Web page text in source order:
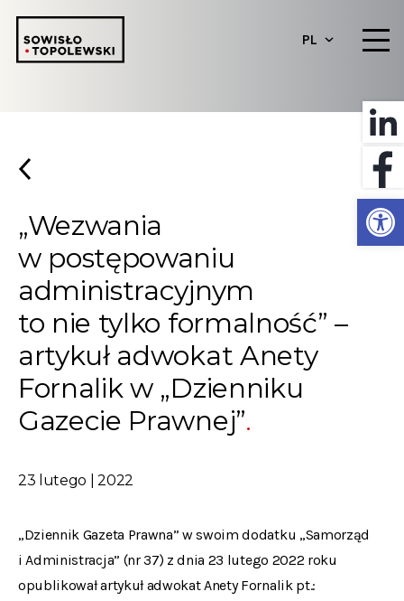
PL
„Wezwania
w postępowaniu
administracyjnym
to nie tylko formalność” –
artykuł adwokat Anety
Fornalik w „Dzienniku
Gazecie Prawnej”
23 lutego | 2022
„Dziennik Gazeta Prawna” w swoim dodatku „Samorząd
i Administracja” (nr 37) z dnia 23 lutego 2022 roku
opublikował artykuł adwokat Anety Fornalik pt.: